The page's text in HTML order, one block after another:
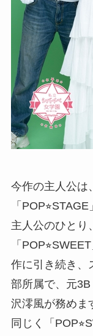
今作の主人公は
「
主人公のひとり
「
作に引き続き、
部所属で、元
沢澪風が務めま
同じく「